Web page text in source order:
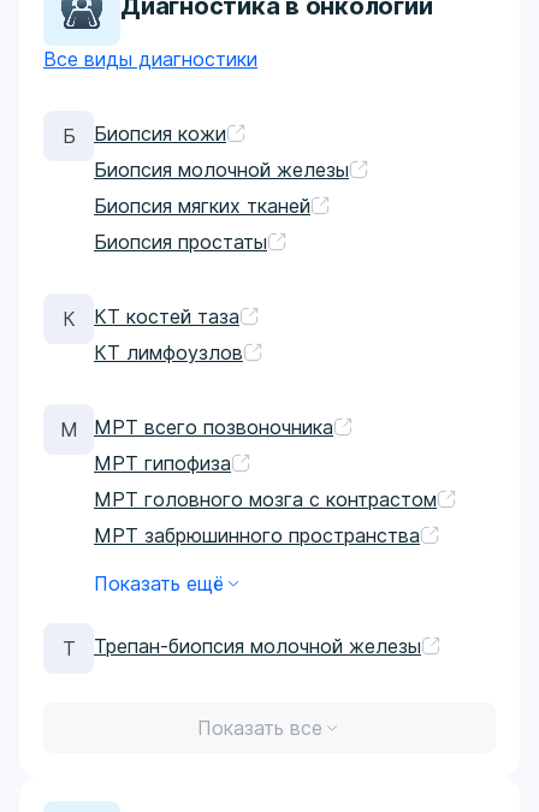
Диагностика в онкологии
Все виды диагностики
Б
Биопсия кожи
Биопсия молочной железы
Биопсия мягких тканей
Биопсия простаты
К
КТ костей таза
КТ лимфоузлов
М
МРТ всего позвоночника
МРТ гипофиза
МРТ головного мозга с контрастом
МРТ забрюшинного пространства
Показать ещё
Т Трепан-биопсия молочной железы
Показать все